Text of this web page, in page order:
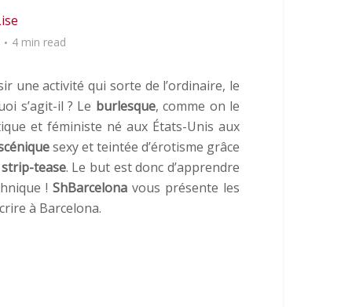
4 min read
une activité qui sorte de l’ordinaire, le
s’agit-il ? Le burlesque, comme on le
et féministe né aux États-Unis aux
sexy et teintée d’érotisme grâce
strip-tease. Le but est donc d’apprendre
! ShBarcelonavous présente les
à Barcelona.